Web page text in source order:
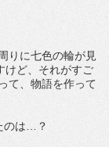
りに七色の輪が見
けど、それがすご
て、物語を作って
のは…？